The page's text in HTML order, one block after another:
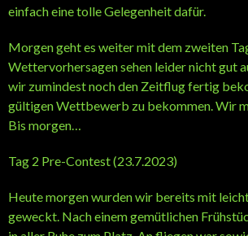
einfach eine tolle Gelegenheit dafür.
Morgen geht es weiter mit dem zweiten
Wettervorhersagen sehen leider nicht gut
wir zumindest noch den Zeitflug fertig
gültigen Wettbewerb zu bekommen. Wir
Bis morgen…
Tag 2 Pre-Contest (23.7.2023)
Heute morgen wurden wir bereits mit
geweckt. Nach einem gemütlichen